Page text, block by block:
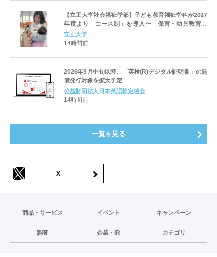
【立正大学社会福祉学部】子ども教育福祉学科が2027
年度より「コース制」を導入〜「保育・幼児教育」
「初等教育」「子ども心理」の3コースを新設し、目指
すキャリアと学びを明確化〜
立正大学
14時間前
2026年9月中旬以降、「英検(R)デジタル証明書」の無
償発行対象を拡大予定
公益財団法人日本英語検定協会
14時間前
一覧を見る
X
商品・サービス イベント キャンペーン
調査 企業・IR カテゴリ